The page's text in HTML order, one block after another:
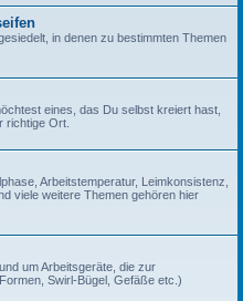
in denen zu bestimmten Themen
eines, das Du selbst kreiert hast,
richtige Ort.
Arbeitstemperatur, Leimkonsistenz,
viele weitere Themen gehören hier
um Arbeitsgeräte, die zur
Swirl-Bügel, Gefäße etc.)